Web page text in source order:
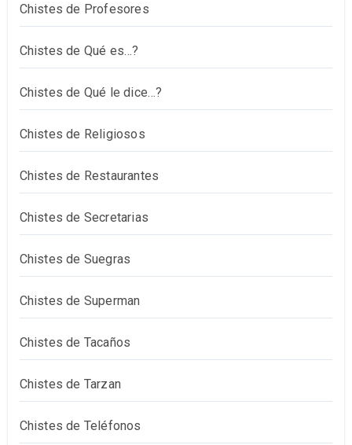
Chistes de Profesores
Chistes de Qué es…?
Chistes de Qué le dice…?
Chistes de Religiosos
Chistes de Restaurantes
Chistes de Secretarias
Chistes de Suegras
Chistes de Superman
Chistes de Tacaños
Chistes de Tarzan
Chistes de Teléfonos